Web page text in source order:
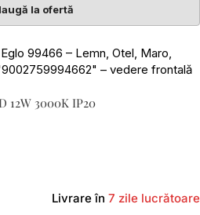
la ofertă
12W 3000K IP20
Livrare în 7 zile lucrătoare